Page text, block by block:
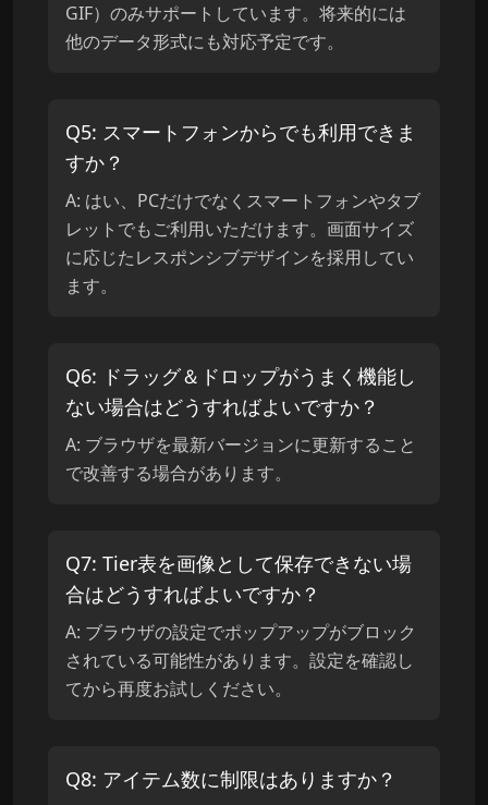
GIF）のみサポートしています。将来的には
他のデータ形式にも対応予定です。
Q5: スマートフォンからでも利用できま
すか？
A: はい、PCだけでなくスマートフォンやタブ
レットでもご利用いただけます。画面サイズ
に応じたレスポンシブデザインを採用してい
ます。
Q6: ドラッグ＆ドロップがうまく機能し
ない場合はどうすればよいですか？
A: ブラウザを最新バージョンに更新すること
で改善する場合があります。
Q7: Tier表を画像として保存できない場
合はどうすればよいですか？
A: ブラウザの設定でポップアップがブロック
されている可能性があります。設定を確認し
てから再度お試しください。
Q8: アイテム数に制限はありますか？